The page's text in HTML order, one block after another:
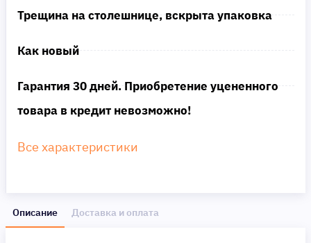
Трещина на столешнице, вскрыта упаковка
Как новый
Гарантия 30 дней. Приобретение уцененного
товара в кредит невозможно!
Все характеристики
Описание Доставка и оплата